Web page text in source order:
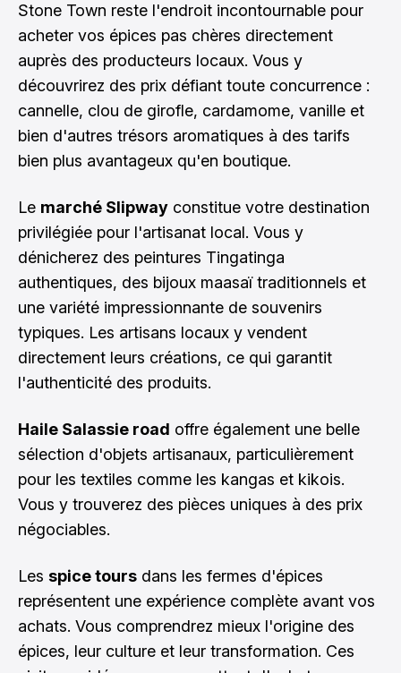
Stone Town reste l'endroit incontournable pour
acheter vos épices pas chères directement
auprès des producteurs locaux. Vous y
découvrirez des prix défiant toute concurrence :
cannelle, clou de girofle, cardamome, vanille et
bien d'autres trésors aromatiques à des tarifs
bien plus avantageux qu'en boutique.
Le marché Slipway constitue votre destination
privilégiée pour l'artisanat local. Vous y
dénicherez des peintures Tingatinga
authentiques, des bijoux maasaï traditionnels et
une variété impressionnante de souvenirs
typiques. Les artisans locaux y vendent
directement leurs créations, ce qui garantit
l'authenticité des produits.
Haile Salassie road offre également une belle
sélection d'objets artisanaux, particulièrement
pour les textiles comme les kangas et kikois.
Vous y trouverez des pièces uniques à des prix
négociables.
Les spice tours dans les fermes d'épices
représentent une expérience complète avant vos
achats. Vous comprendrez mieux l'origine des
épices, leur culture et leur transformation. Ces